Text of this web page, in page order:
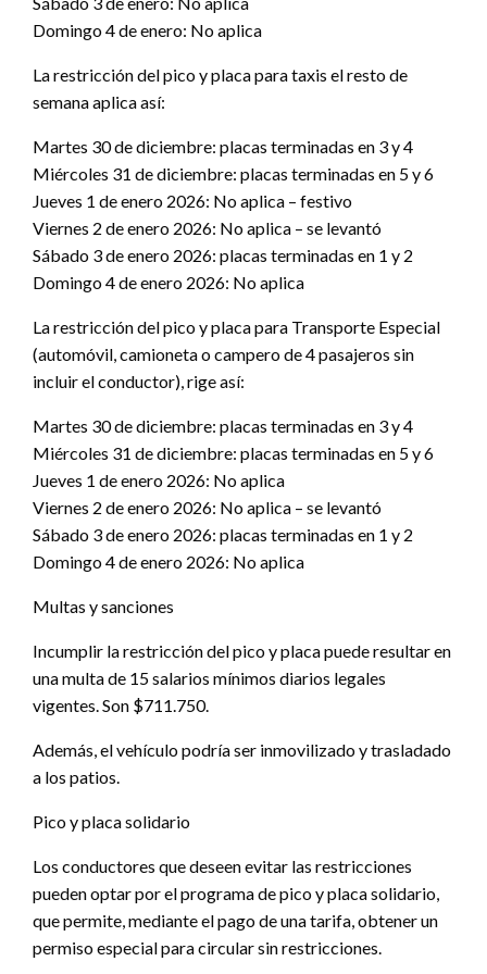
Domingo 4 de enero: No aplica
La restricción del pico y placa para taxis el resto de
semana aplica así:
Martes 30 de diciembre: placas terminadas en 3 y 4
Miércoles 31 de diciembre: placas terminadas en 5 y 6
Jueves 1 de enero 2026: No aplica – festivo
Viernes 2 de enero 2026: No aplica – se levantó
Sábado 3 de enero 2026: placas terminadas en 1 y 2
Domingo 4 de enero 2026: No aplica
La restricción del pico y placa para Transporte Especial
(automóvil, camioneta o campero de 4 pasajeros sin
incluir el conductor), rige así:
Martes 30 de diciembre: placas terminadas en 3 y 4
Miércoles 31 de diciembre: placas terminadas en 5 y 6
Jueves 1 de enero 2026: No aplica
Viernes 2 de enero 2026: No aplica – se levantó
Sábado 3 de enero 2026: placas terminadas en 1 y 2
Domingo 4 de enero 2026: No aplica
Multas y sanciones
Incumplir la restricción del pico y placa puede resultar en
una multa de 15 salarios mínimos diarios legales
vigentes. Son $711.750.
Además, el vehículo podría ser inmovilizado y trasladado
a los patios.
Pico y placa solidario
Los conductores que deseen evitar las restricciones
pueden optar por el programa de pico y placa solidario,
que permite, mediante el pago de una tarifa, obtener un
permiso especial para circular sin restricciones.